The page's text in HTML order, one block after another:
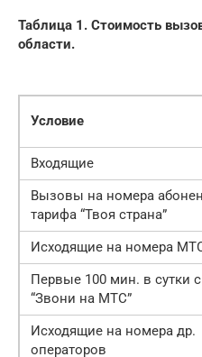
Таблица 1. Стоимость
области.
Условие
Входящие
Вызовы на номера
тарифа “Твоя страна”
Исходящие на номера
Первые 100 мин. в сутки
“Звони на МТС”
Исходящие на номера др.
операторов